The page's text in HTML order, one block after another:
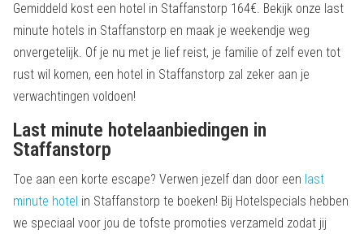
Gemiddeld kost een hotel in Staffanstorp 164€. Bekijk onze last
minute hotels in Staffanstorp en maak je weekendje weg
onvergetelijk. Of je nu met je lief reist, je familie of zelf even tot
rust wil komen, een hotel in Staffanstorp zal zeker aan je
verwachtingen voldoen!
Last minute hotelaanbiedingen in
Staffanstorp
Toe aan een korte escape? Verwen jezelf dan door een last
minute hotel in Staffanstorp te boeken! Bij Hotelspecials hebben
we speciaal voor jou de tofste promoties verzameld zodat jij